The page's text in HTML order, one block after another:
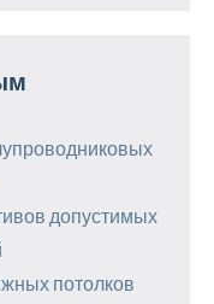
допустимых
потолков